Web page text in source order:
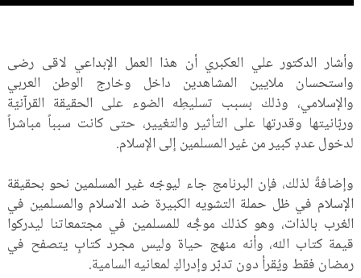
وأشار الدكتور علي العكبري أن هذا العمل الإبداعي لاقى رضى
واستحسان ملايين المشاهدين داخل وخارج الوطن العربي
والإسلامي، وذلك بسبب تسليطِه الضوء على الحقيقة القرآنيّة
وربّانيتها وقدرتها على التأثير والتغيير، حتى كانت سبباً مباشراً
لدخول عددٍ كبير من غير المسلمين إلى الإسلام.
وإضافةً لذلك، فإن البرنامج جاء ليوجّه غير المسلمين نحو بحقيقة
الإسلام في ظل حملة التشويه الكبيرة ضد الاسلام والمسلمين في
الغرب بالذات، وهو كذلك موجٌّه للمسلمين في مجتمعاتنا ليدركوا
قيمة كتاب الله، وأنه منهج حياة وليس مجرد كتابٍ يتصفح في
رمضان فقط ويُقرأ دون تدبّر وإدراكٍ لمعانيه السامية.